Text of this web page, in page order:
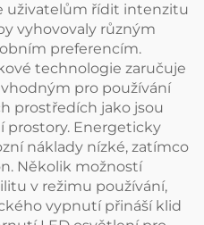
uživatelům řídit intenzitu
vyhovovaly různým
preferencím.
technologie zaručuje
pro používání
prostředích jako jsou
prostory. Energeticky
náklady nízké, zatímco
Několik možností
v režimu používání,
vypnutí přináší klid